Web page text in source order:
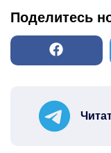
Поделитесь